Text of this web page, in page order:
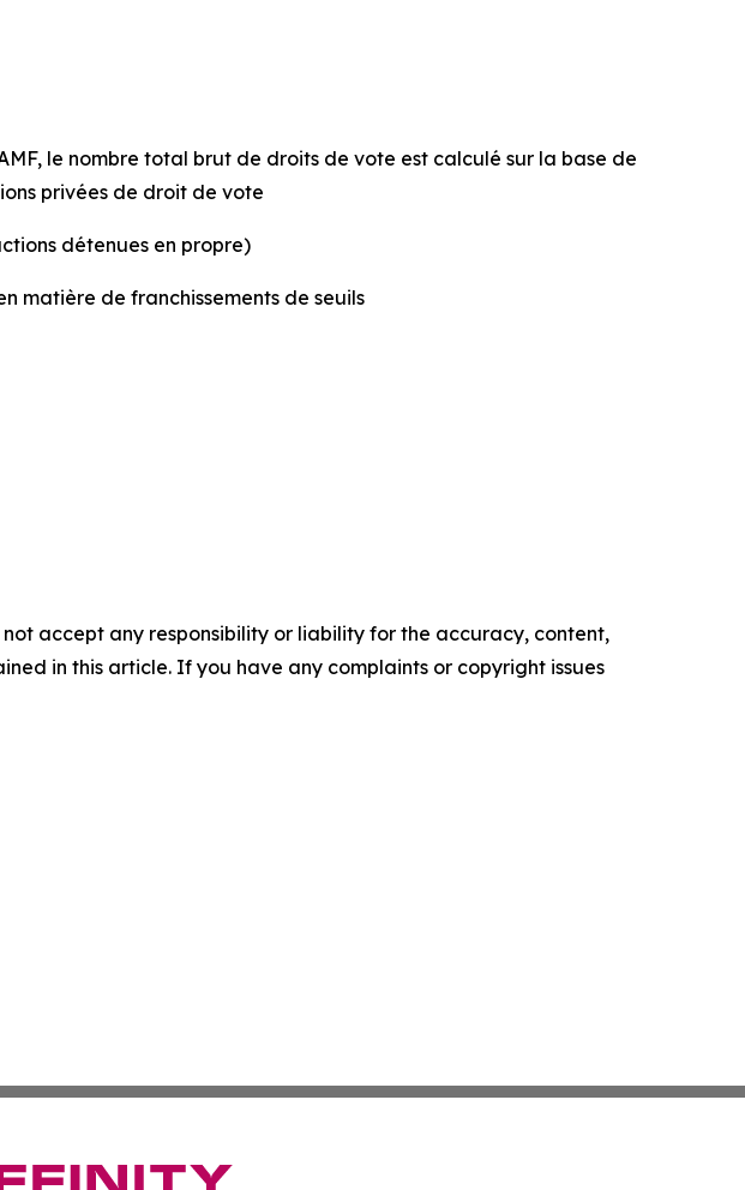
le nombre total brut de droits de vote est calculé sur la base de
privées de droit de vote
détenues en propre)
matière de franchissements de seuils
accept any responsibility or liability for the accuracy, content,
in this article. If you have any complaints or copyright issues